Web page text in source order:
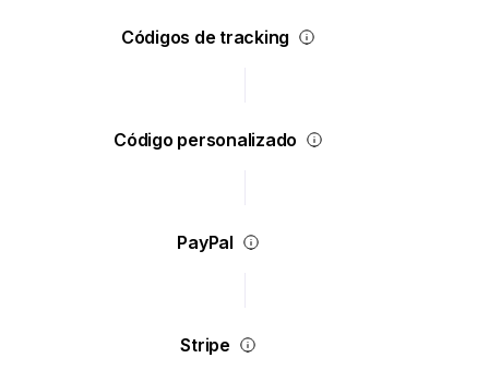
Códigos de tracking
Código personalizado
PayPal
Stripe